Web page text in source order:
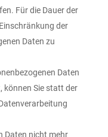
Für die Dauer der
der
Daten zu
Daten
können Sie statt der
Daten nicht mehr